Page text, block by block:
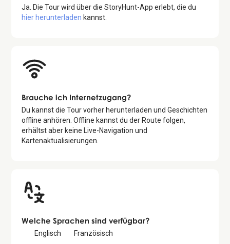
Ja. Die Tour wird über die StoryHunt-App erlebt, die du
hier herunterladen kannst.
Brauche ich Internetzugang?
Du kannst die Tour vorher herunterladen und Geschichten
offline anhören. Offline kannst du der Route folgen,
erhältst aber keine Live-Navigation und
Kartenaktualisierungen.
Welche Sprachen sind verfügbar?
Englisch
Französisch